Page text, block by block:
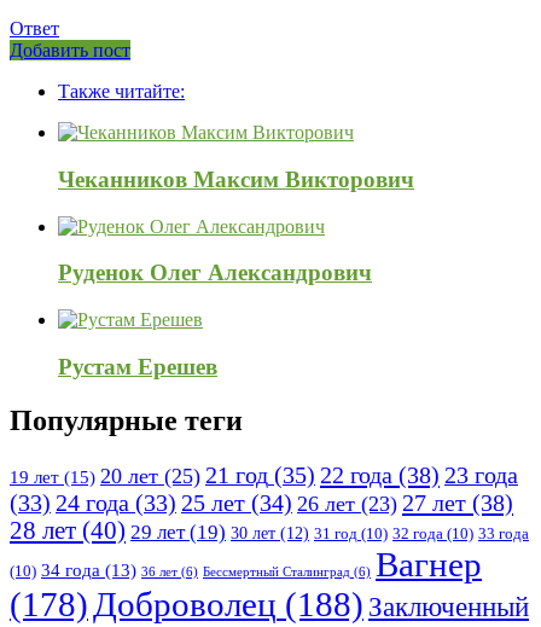
Ответ
Боковая
Добавить пост
120x600Также читайте:
Чеканников Максим Викторович
Руденок Олег Александрович
Рустам Ерешев
Популярные теги
19 лет (15) 20 лет (25) 21 год (35) 22 года (38) 23 года
(33) 24 года (33) 25 лет (34) 26 лет (23) 27 лет (38)
28 лет (40) 29 лет(19) 30 лет (12) 31 год (10) 32 года (10) 33 года
(10) 34 года (13) 36 лет (6) Бессмертный Сталинград (6) Вагнер
(178) Доброволец (188) Заключенный